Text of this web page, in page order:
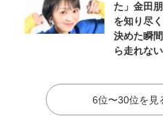
た」金田
を知り尽
決めた瞬
ら走れない
6位〜30位を見